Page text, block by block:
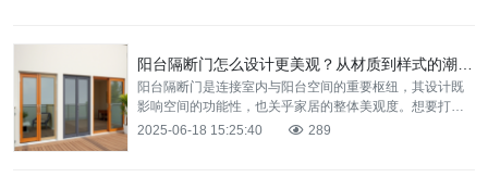
阳台隔断门怎么设计更美观？从材质到样式的潮流装修方案分享
阳台隔断门是连接室内与阳台空间的重要枢纽，其设计既
影响空间的功能性，也关乎家居的整体美观度。想要打造
一扇兼具实用与美观的阳台隔断门，从材质选择到样式设
2025-06-18 15:25:40 289